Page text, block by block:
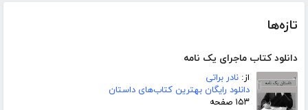
تازه‌ها
دانلود کتاب ماجرای یک نامه
از: نادر براتی
دانلود رایگان بهترین کتاب‌های داستان
۱۵۳ صفحه